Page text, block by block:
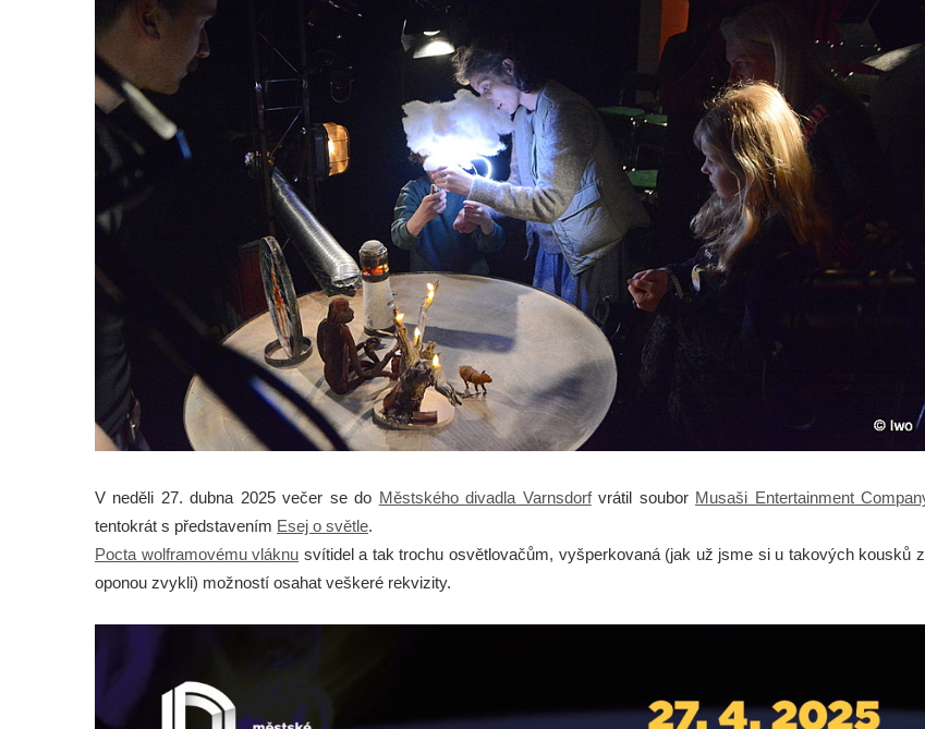
V neděli 27. dubna 2025 večer se do Městského divadla Varnsdorfvrátil soubor Musaši Entertainment
tentokrát s představením Esej o světle.
Pocta wolframovému vláknu svítidel a tak trochu osvětlovačům, vyšperkovaná (jak už jsme si u takových kousků
oponou zvykli) možností osahat veškeré rekvizity.